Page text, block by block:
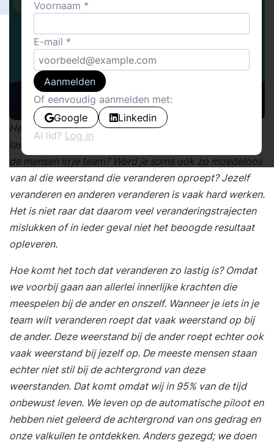
Heb je wel eens het idee dat veranderen ongelofelijk
lastig is? Niet alleen je eigen gedrag, maar ook dat van
de mensen in je team? Word je soms ook zo moedeloos
van al die weerstand die veranderen oproept? Jezelf
veranderen en anderen veranderen is vaak hard werken.
Het is niet raar dat daarom veel veranderingstrajecten
mislukken of in ieder geval niet het beoogde resultaat
opleveren.
Hoe komt het toch dat veranderen zo lastig is? Omdat
we voorbij gaan aan allerlei innerlijke krachten die
meespelen bij de ander en onszelf. Wanneer je iets in je
team wilt veranderen roept dat vaak weerstand op bij
de ander. Deze weerstand bij de ander roept echter ook
vaak weerstand bij jezelf op. De meeste mensen staan
echter niet stil bij de achtergrond van deze
weerstanden. Dat komt omdat wij in 95% van de tijd
onbewust leven. We leven op de automatische piloot en
hebben niet geleerd de achtergrond van ons gedrag en
onze valkuilen te ontdekken. Anders gezegd; we doen
Voornaam
E-mail
Aanmelden
Of eenvoudig aanmelden met:
Google
Linkedin
Al lid? Log in